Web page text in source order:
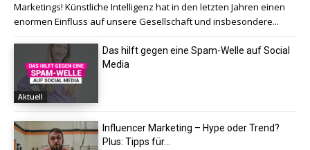
Marketings! Künstliche Intelligenz hat in den letzten Jahren einen
enormen Einfluss auf unsere Gesellschaft und insbesondere...
Aktuell
Das hilft gegen eine Spam-Welle auf Social
Media
Influencer Marketing – Hype oder Trend?
Plus: Tipps für...